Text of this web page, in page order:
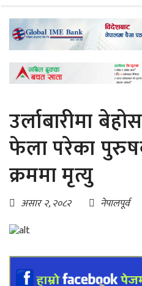
उर्लाबारीमा
फेला परेका
क्रममा मृत्यु
असार २, २०८२ नेपालपूर्व